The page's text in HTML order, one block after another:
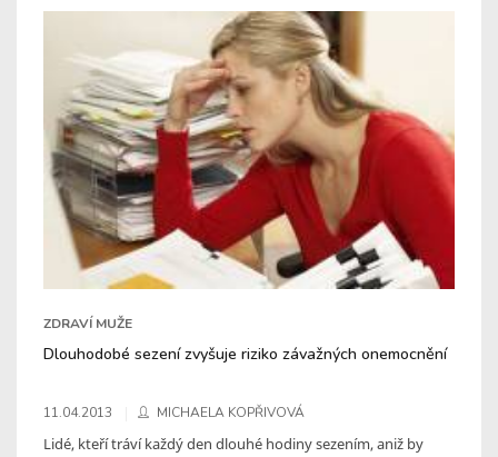
ZDRAVÍ MUŽE
Dlouhodobé sezení zvyšuje riziko závažných onemocnění
11.04.2013 MICHAELA KOPŘIVOVÁ
Lidé, kteří tráví každý den dlouhé hodiny sezením, aniž by